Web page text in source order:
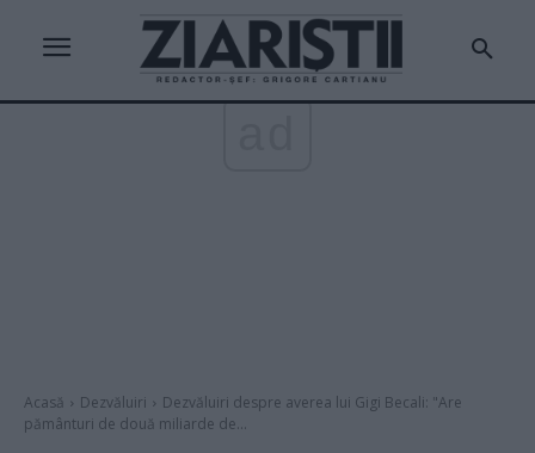
Acasă Dezvăluiri
Dezvăluiri despre averea lui Gigi Becali: "Are
pământuri de două miliarde de...